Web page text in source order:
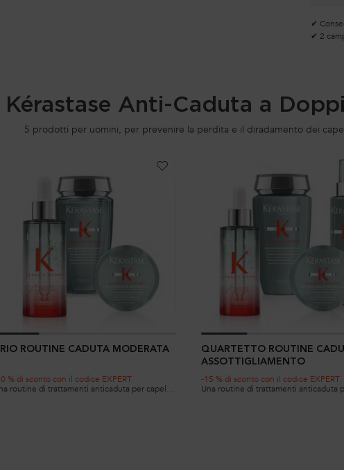
✔
✔ 2
Anti-Caduta a
5 prodotti per uomini, per prevenire la perdita e il diradamento dei
ROUTINE CADUTA MODERATA
% di sconto con il codice EXPERT
routine di trattamenti anticaduta per capelli
QUARTETTO ROUTINE
ASSOTTIGLIAMENTO
-15 % di sconto con il codice EXPERT
Una routine di trattamenti anticaduta